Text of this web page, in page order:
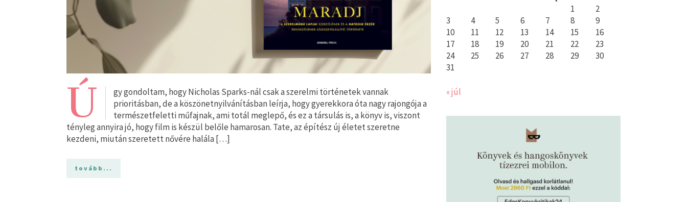
Ú
gy gondoltam, hogy Nicholas Sparks-nál csak a szerelmi történetek vannak
prioritásban, de a köszönetnyilvánításban leírja, hogy gyerekkora óta nagy rajongója a
természetfeletti műfajnak, ami totál meglepő, és ez a társulás is, a könyv is, viszont
tényleg annyira jó, hogy film is készül belőle hamarosan. Tate, az építész új életet szeretne
kezdeni, miután szeretett nővére halála […]
tovább...
1
2
3
4 5 6 7 8
9
10
11 12 13 14 15
16
17
18 19 20 21 22
23
24
25 26 27 28 29
30
31
« júl